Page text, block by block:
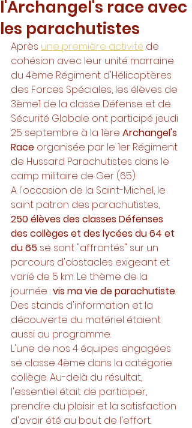
l'Archangel's race avec
les parachutistes
Après une première activité de
cohésion avec leur unité marraine
du 4ème Régiment d'Hélicoptères
des Forces Spéciales, les élèves de
3ème1 de la classe Défense et de
Sécurité Globale ont participé jeudi
25 septembre à la 1ère Archangel's
Race organisée par le 1er Régiment
de Hussard Parachutistes dans le
camp militaire de Ger (65).
A l'occasion de la Saint-Michel, le
saint patron des parachutistes,
250 élèves des classes Défenses
des collèges et des lycées du 64 et
du 65 se sont "affrontés" sur un
parcours d'obstacles exigeant et
varié de 5 km. Le thème de la
journée : vis ma vie de parachutiste.
Des stands d'information et la
découverte du matériel étaient
aussi au programme.
L'une de nos 4 équipes engagées
se classe 4ème dans la catégorie
collège. Au-delà du résultat,
l'essentiel était de participer,
prendre du plaisir et la satisfaction
d'avoir été au bout de l'effort.